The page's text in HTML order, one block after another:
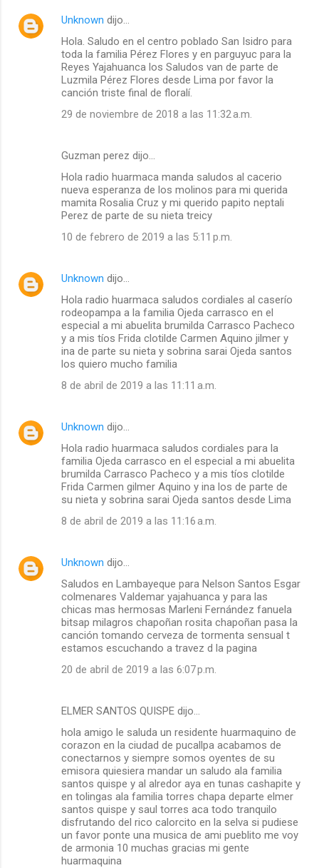
Unknown dijo…
Hola. Saludo en el centro poblado San Isidro para
toda la familia Pérez Flores y en parguyuc para la
Reyes Yajahuanca los Saludos van de parte de
Luzmila Pérez Flores desde Lima por favor la
canción triste final de floralí.
29 de noviembre de 2018 a las 11:32 a.m.
Guzman perez dijo…
Hola radio huarmaca manda saludos al cacerio
nueva esperanza de los molinos para mi querida
mamita Rosalia Cruz y mi querido papito neptali
Perez de parte de su nieta treicy
10 de febrero de 2019 a las 5:11 p.m.
Unknown dijo…
Hola radio huarmaca saludos cordiales al caserío
rodeopampa a la familia Ojeda carrasco en el
especial a mi abuelita brumilda Carrasco Pacheco
y a mis tíos Frida clotilde Carmen Aquino jilmer y
ina de parte su nieta y sobrina sarai Ojeda santos
los quiero mucho familia
8 de abril de 2019 a las 11:11 a.m.
Unknown dijo…
Hola radio huarmaca saludos cordiales para la
familia Ojeda carrasco en el especial a mi abuelita
brumilda Carrasco Pacheco y a mis tíos clotilde
Frida Carmen gilmer Aquino y ina los de parte de
su nieta y sobrina sarai Ojeda santos desde Lima
8 de abril de 2019 a las 11:16 a.m.
Unknown dijo…
Saludos en Lambayeque para Nelson Santos Esgar
colmenares Valdemar yajahuanca y para las
chicas mas hermosas Marleni Fernández fanuela
bitsap milagros chapoñan rosita chapoñan pasa la
canción tomando cerveza de tormenta sensual t
estamos escuchando a travez d la pagina
20 de abril de 2019 a las 6:07 p.m.
ELMER SANTOS QUISPE dijo…
hola amigo le saluda un residente huarmaquino de
corazon en la ciudad de pucallpa acabamos de
conectarnos y siempre somos oyentes de su
emisora quiesiera mandar un saludo ala familia
santos quispe y al alredor aya en tunas cashapite y
en tolingas ala familia torres chapa departe elmer
santos quispe y saul torres aca todo tranquilo
disfrutando del rico calorcito en la selva si pudiese
un favor ponte una musica de ami pueblito me voy
de armonia 10 muchas gracias mi gente
huarmaquina